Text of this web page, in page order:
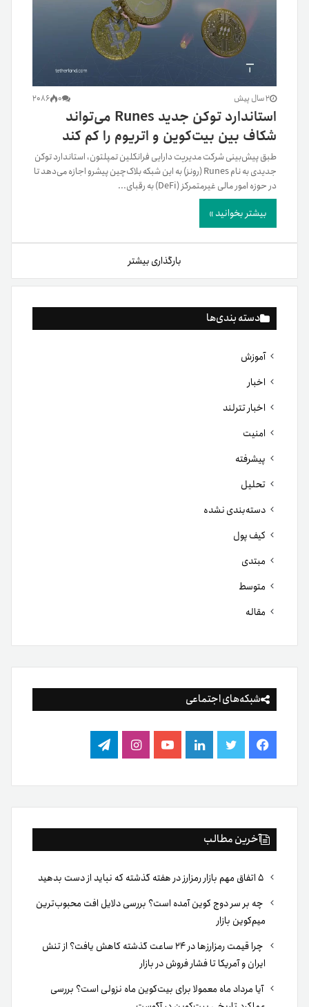
دسته بندی‌ها
آموزش
اخبار
اخبار تترلند
امنیت
پیشرفته
تحلیل
دسته‌بندی نشده
کیف پول
مبتدی
متوسط
مقاله
شبکه‌های اجتماعی
فیس
بوک
توییتر لینکدینیوتیوباینستاگرام
تلگرام
آخرین مطالب
چه بر سر دوج کوین آمده است؟ بررسی دلایل افت محبوب‌ترین
میم‌کوین بازار
چرا قیمت رمزارزها در ۲۴ ساعت گذشته کاهش یافت؟ از تنش
ایران و آمریکا تا فشار فروش در بازار
آیا مرداد ماه معمولا برای بیت‌کوین ماه نزولی است؟ بررسی
2 سال پیش 0
2086
استاندارد توکن جدید Runes می‌تواند
شکاف بین بیت‌‌کوین و اتریوم را کم کند
طبق پیش‌بینی شرکت مدیریت دارایی فرانکلین تمپلتون، استاندارد توکن
جدیدی به نام Runes (رونز) به این شبکه بلاک‌چین پیشرو اجازه می‌دهد تا
در حوزه امور مالی غیرمتمرکز (DeFi) به رقبای...
بیشتر بخوانید »
بارگذاری بیشتر